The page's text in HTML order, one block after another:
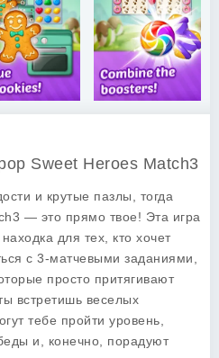
Sweet Heroes Match3
и крутые пазлы, тогда
— это прямо твое! Эта игра
для тех, кто хочет
с 3-матчевыми заданиями,
просто притягивают
встретишь веселых
тебе пройти уровень,
и, конечно, порадуют